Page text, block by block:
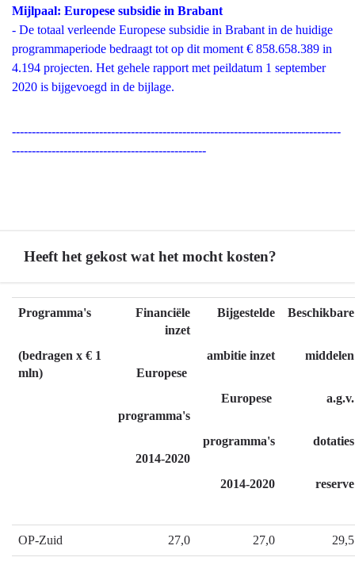
Mijlpaal: Europese subsidie in Brabant
- De totaal verleende Europese subsidie in Brabant in de huidige
programmaperiode bedraagt tot op dit moment € 858.658.389 in
4.194 projecten. Het gehele rapport met peildatum 1 september
2020 is bijgevoegd in de bijlage.
-----------------------------------------------------------------------------------
-------------------------------------------------
Heeft het gekost wat het mocht kosten?
Terug
Europese
mocht
kosten?
Programma's
(bedragen x € 1
mln)
Financiële
inzet
Europese
programma's
2014-2020
Bijgestelde
ambitie inzet
Europese
programma's
2014-2020
Beschikbare
middelen
a.g.v.
dotaties
reserve
OP-Zuid 27,0 27,0 29,5